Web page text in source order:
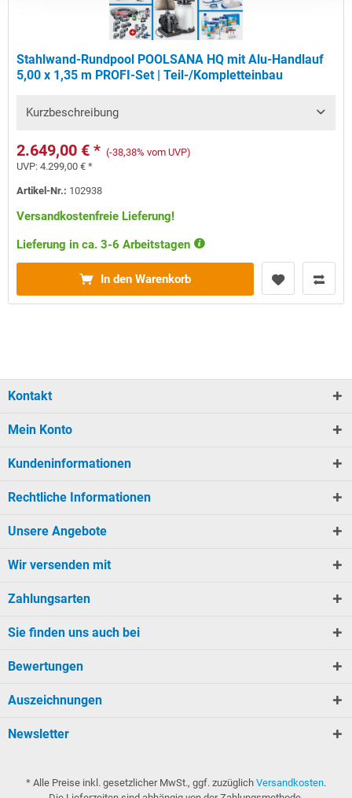
Stahlwand-Rundpool POOLSANA HQ mit Alu-Handlauf
5,00 x 1,35 m PROFI-Set | Teil-/Kompletteinbau
Kurzbeschreibung
2.649,00 € * (-38,38% vom UVP)
UVP:4.299,00 € *
Artikel-Nr.: 102938
Versandkostenfreie Lieferung!
Lieferung in ca. 3-6 Arbeitstagen
In den Warenkorb
Kontakt
Mein Konto
Kundeninformationen
Rechtliche Informationen
Unsere Angebote
Wir versenden mit
Zahlungsarten
Sie finden uns auch bei
Bewertungen
Auszeichnungen
Newsletter
* Alle Preise inkl. gesetzlicher MwSt., ggf. zuzüglich Versandkosten.